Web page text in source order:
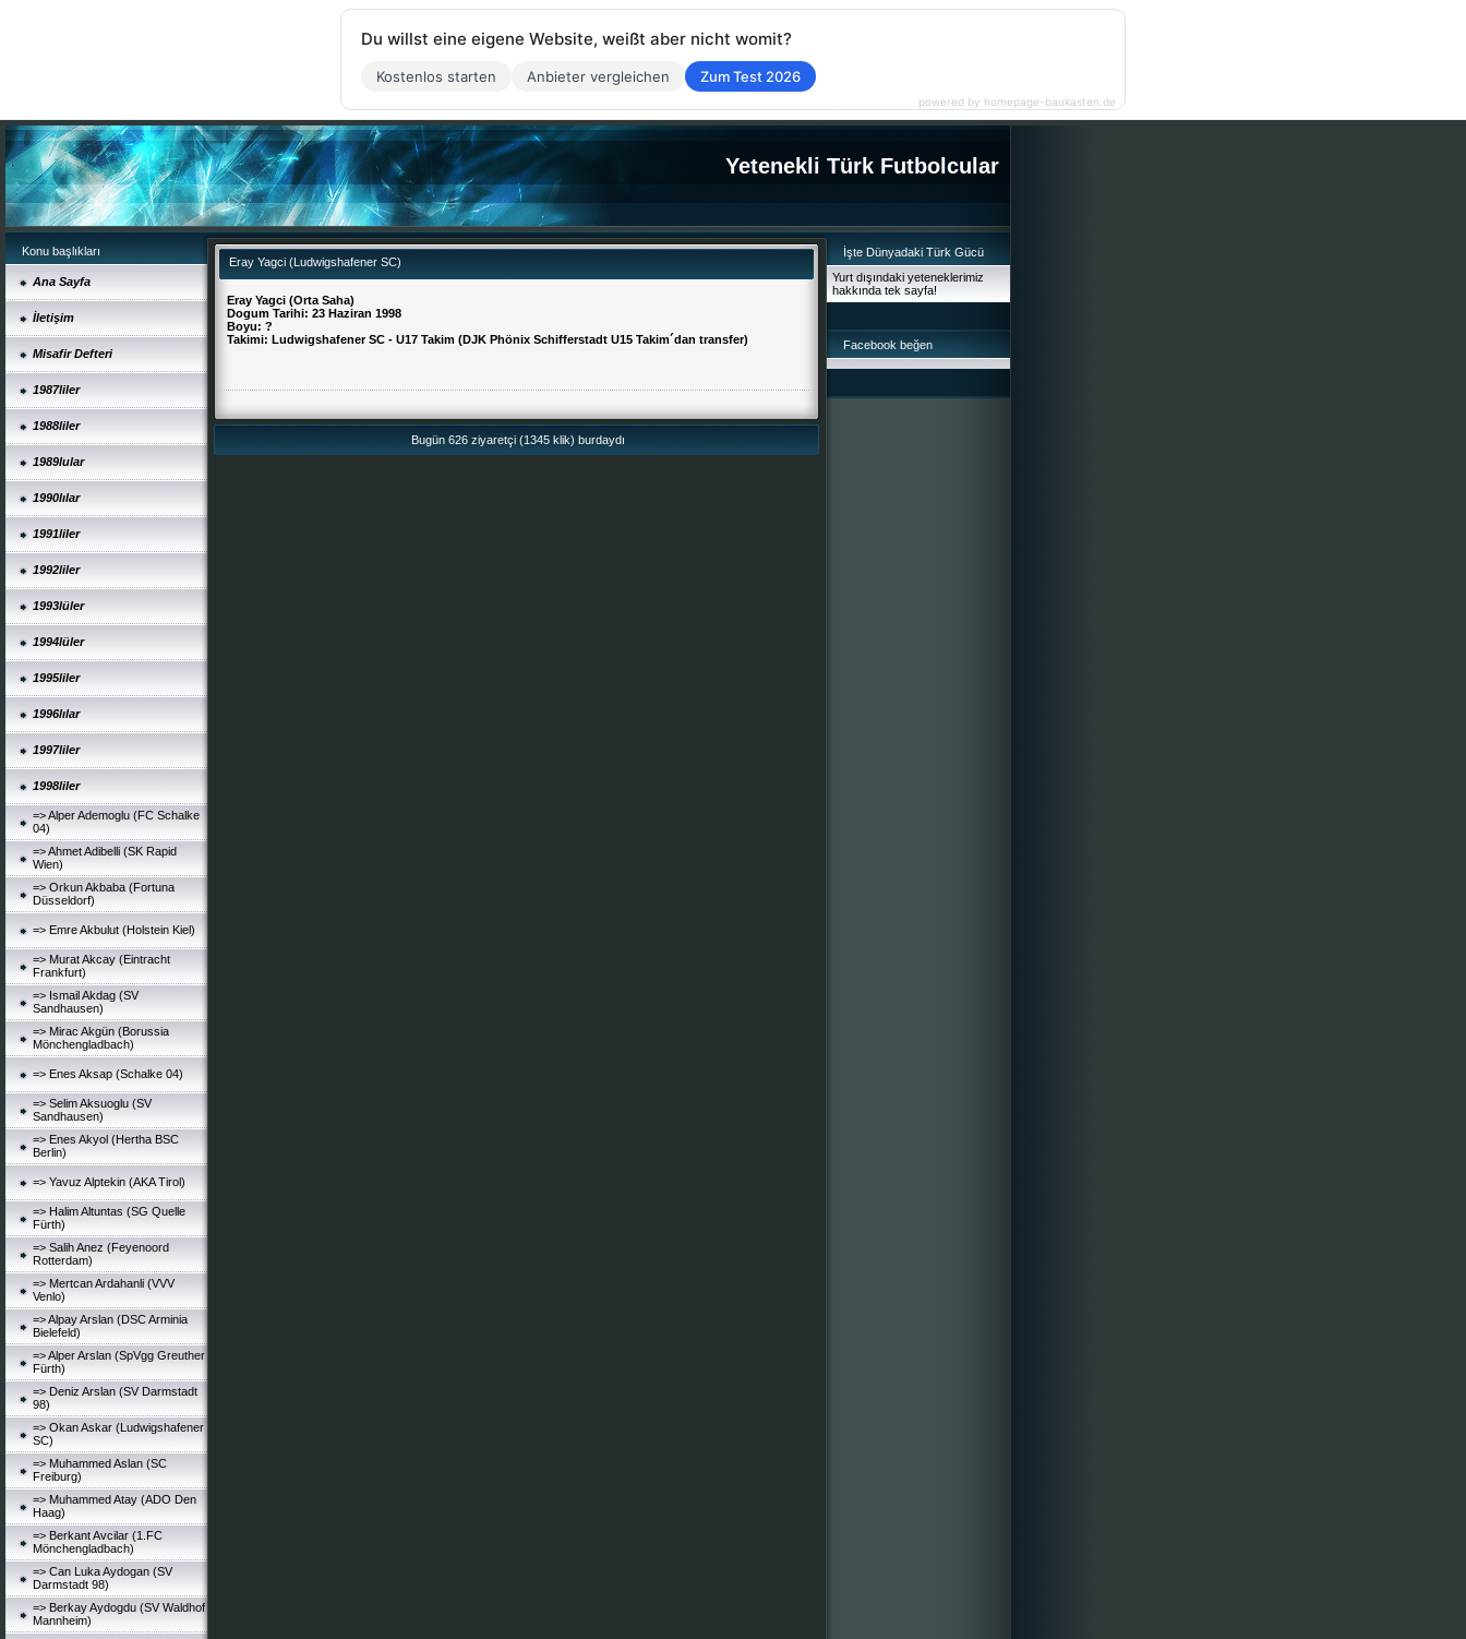
Yetenekli Türk Futbolcular
Konu başlıkları
Ana Sayfa
İletişim
Misafir Defteri
1987liler
1988liler
1989lular
1990lılar
1991liler
1992liler
1993lüler
1994lüler
1995liler
1996lılar
1997liler
1998liler
=> Alper Ademoglu (FC Schalke
04)
=> Ahmet Adibelli (SK Rapid
Wien)
=> Orkun Akbaba (Fortuna
Düsseldorf)
=> Emre Akbulut (Holstein Kiel)
=> Murat Akcay (Eintracht
Frankfurt)
=> Ismail Akdag (SV
Sandhausen)
=> Mirac Akgün (Borussia
Mönchengladbach)
=> Enes Aksap (Schalke 04)
=> Selim Aksuoglu (SV
Sandhausen)
=> Enes Akyol (Hertha BSC
Berlin)
=> Yavuz Alptekin (AKA Tirol)
=> Halim Altuntas (SG Quelle
Fürth)
=> Salih Anez (Feyenoord
Rotterdam)
=> Mertcan Ardahanli (VVV
Venlo)
=> Alpay Arslan (DSC Arminia
Bielefeld)
=> Alper Arslan (SpVgg Greuther
Fürth)
=> Deniz Arslan (SV Darmstadt
98)
=> Okan Askar (Ludwigshafener
SC)
=> Muhammed Aslan (SC
Freiburg)
=> Muhammed Atay (ADO Den
Haag)
=> Berkant Avcilar (1.FC
Mönchengladbach)
=> Can Luka Aydogan (SV
Darmstadt 98)
=> Berkay Aydogdu (SV Waldhof
Mannheim)
Eray Yagci (Ludwigshafener SC)
Eray Yagci (Orta Saha)
Dogum Tarihi: 23 Haziran 1998
Boyu: ?
Takimi: Ludwigshafener SC - U17 Takim (DJK Phönix Schifferstadt U15 Takim´dan transfer)
Bugün 626 ziyaretçi (1345 klik) burdaydı
İşte Dünyadaki Türk Gücü
Yurt dışındaki yeteneklerimiz
hakkında tek sayfa!
Facebook beğen
Du willst eine eigene Website, weißt aber nicht womit?
Kostenlos starten Anbieter vergleichen Zum Test 2026
powered by homepage-baukasten.de